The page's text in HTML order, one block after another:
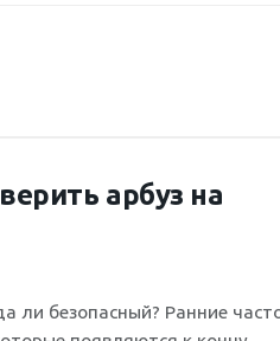
арбуз на
ли безопасный? Ранние